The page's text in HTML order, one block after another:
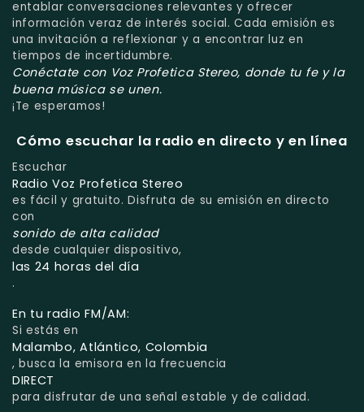
entablar conversaciones relevantes y ofrecer
información veraz de interés social. Cada emisión es
una invitación a reflexionar y a encontrar luz en
tiempos de incertidumbre.
Conéctate con Voz Profetica Stereo, donde tu fe y la
buena música se unen.
¡Te esperamos!
Cómo escuchar la radio en directo y en línea
Escuchar
Radio Voz Profetica Stereo
es fácil y gratuito. Disfruta de su emisión en directo
con
sonido de alta calidad
desde cualquier dispositivo,
las 24 horas del día
.
En tu radio FM/AM:
Si estás en
Malambo, Atlántico, Colombia
, busca la emisora en la frecuencia
DIRECT
para disfrutar de una señal estable y de calidad.